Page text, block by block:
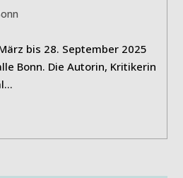
bis 28. September 2025
Bonn. Die Autorin, Kritikerin